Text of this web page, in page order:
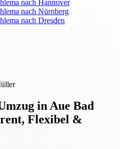
nach Hannover
nach Nürnberg
nach Dresden
in Aue Bad
Flexibel &